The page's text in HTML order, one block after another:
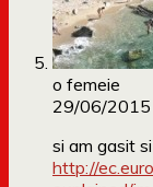
o femeie
29/06/2015
si am gasit
http://